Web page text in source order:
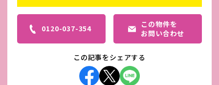
0120-037-354
この物件を
お問い合わせ
この記事をシェアする